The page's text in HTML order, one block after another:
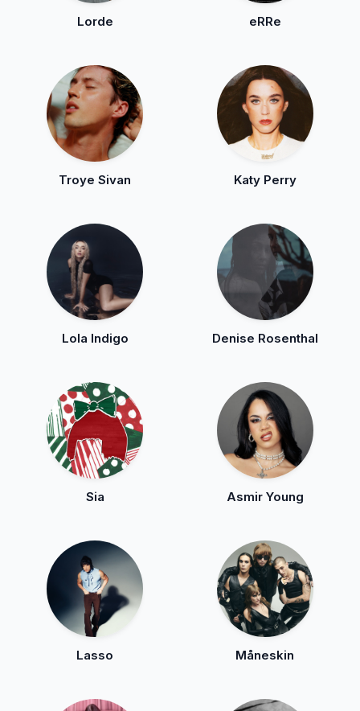
Lorde eRRe
Troye Sivan Katy Perry
Lola Indigo Denise Rosenthal
Sia Asmir Young
Lasso Måneskin